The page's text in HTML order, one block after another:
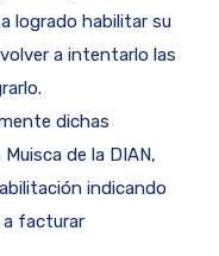
logrado habilitar su
a intentarlo las
dichas
de la DIAN,
indicando
a facturar